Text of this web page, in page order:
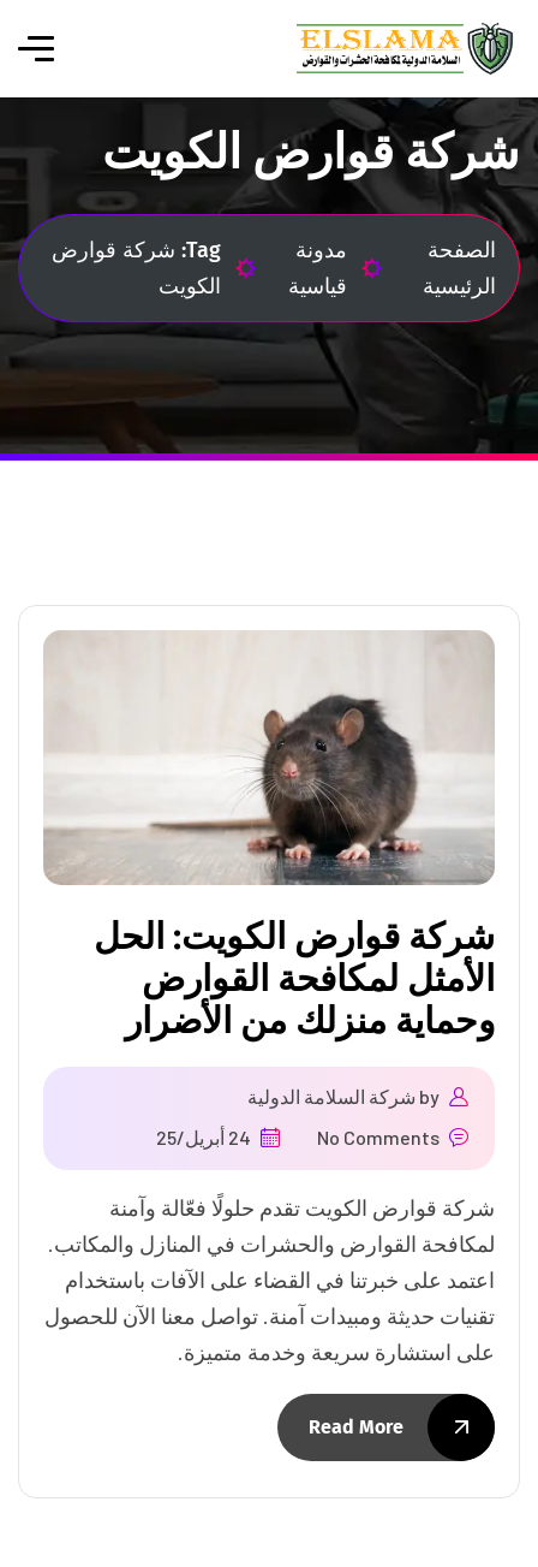
شركة قوارض الكويت
الصفحة
الرئيسية
مدونة
قياسية
Tag: شركة قوارض
الكويت
شركة قوارض الكويت: الحل
الأمثل لمكافحة القوارض
وحماية منزلك من الأضرار
by شركة السلامة الدولية
No Comments
24 أبريل/25
شركة قوارض الكويت تقدم حلولًا فعّالة وآمنة
لمكافحة القوارض والحشرات في المنازل والمكاتب.
اعتمد على خبرتنا في القضاء على الآفات باستخدام
تقنيات حديثة ومبيدات آمنة. تواصل معنا الآن للحصول
على استشارة سريعة وخدمة متميزة.
Read More